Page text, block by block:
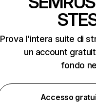
Prova l'intera suite di
un account
fondo
Accesso